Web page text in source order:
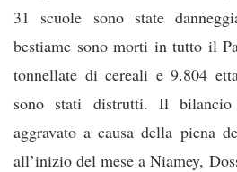
31 scuole sono state
bestiame sono morti in tutto il
tonnellate di cereali e 9.804
sono stati distrutti. Il bilancio
aggravato a causa della piena
all’inizio del mese a Niamey,